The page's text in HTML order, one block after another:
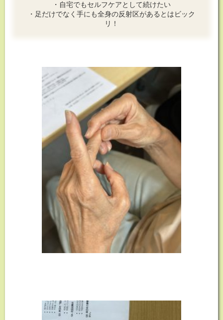
・自宅でもセルフケアとして続けたい
・足だけでなく手にも全身の反射区があるとはビック
リ！